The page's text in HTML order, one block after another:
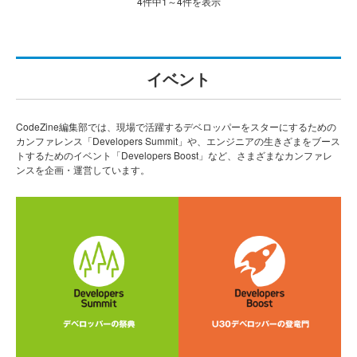
イベント
CodeZine編集部では、現場で活躍するデベロッパーをスターにするための
カンファレンス「Developers Summit」や、エンジニアの生きざまをブース
トするためのイベント「Developers Boost」など、さまざまなカンファレ
ンスを企画・運営しています。